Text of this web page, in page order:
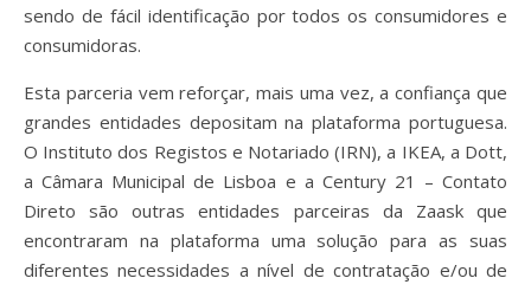
sendo de fácil identificação por todos os consumidores e
consumidoras.
Esta parceria vem reforçar, mais uma vez, a confiança que
grandes entidades depositam na plataforma portuguesa.
O Instituto dos Registos e Notariado (IRN), a IKEA, a Dott,
a Câmara Municipal de Lisboa e a Century 21 – Contato
Direto são outras entidades parceiras da Zaask que
encontraram na plataforma uma solução para as suas
diferentes necessidades a nível de contratação e/ou de